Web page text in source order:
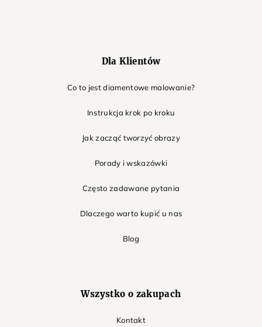
Dla Klientów
Co to jest diamentowe malowanie?
Instrukcja krok po kroku
Jak zacząć tworzyć obrazy
Porady i wskazówki
Często zadawane pytania
Dlaczego warto kupić u nas
Blog
Wszystko o zakupach
Kontakt